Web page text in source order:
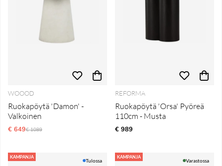
WOOOD
Ruokapöytä 'Damon' -
Valkoinen
€ 649Normaali hinta
€ 1089
REFORMA
Ruokapöytä 'Orsa' Pyöreä
110cm - Musta
€ 989
KAMPANJA
Tulossa
KAMPANJA
Varastossa